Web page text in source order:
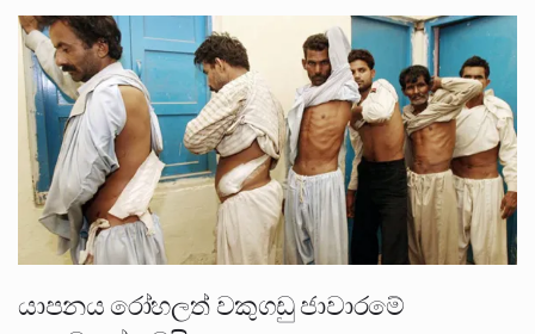
යාපනය රෝහලත් වකුගඩු ජාවාරමේ